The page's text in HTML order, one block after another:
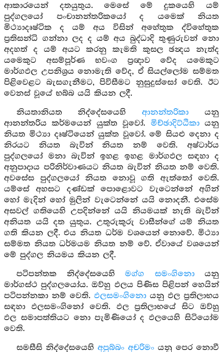
ආකාරයෙන් දතයුතුය. මෙසේ මේ දුකයෙහි යම්
පුද්ගලයෝ පංචානන්තරිකයෝ ද යමෙක් නියත
මිථ්‍යාදෘෂ්ටික ද යම් අය විසින් අහේතුක ද්විහේතුක
ප්‍රතිසන්ධි ගන්නා ලද ද යම් අය බුද්ධාදි තුණුරුවන් නො
අදහත් ද යම් අයට කරනු කැමති කුසල ඡන්‍දය නැත්ද
යමෙකුට අසම්පූර්ණ භවංග ප්‍රඥාව වේද යමෙකුට
මාර්ගඵල උපනිශ්‍රය නොමැති වේද, ඒ සියල්ලෝම සම්මත
පිළිවෙළට බැසගැනීමට, පිවිසීමට නුසුදුස්සෝ වෙති. ඊට
වෙනස් වූයේ භබ්බ යයි කියන ලදී.
නියතානියත නිද්දේසයෙහිආනන්තරිකායනු
ආනන්තරිය කර්මයෙන් යුක්ත වූවෝ. මිච්ඡාදිට්ඨිකායනු
නියත මිථ්‍යා දෘෂ්ටියෙන් යුක්ත වූවෝ. මේ සියළු දෙනා ද
නිරයට නියත බැවින් නියත නම් වෙති. අෂ්ටාර්ය
පුද්ගලයෝ මනා බැවින් ඉහළ ඉහළ මාර්ගඵල සඳහා ද
අනුපාදාය පරිනිර්වාණයට නියත බැවින් නියත නම් වෙති.
අවසේස පුද්ගලයෝ නියත නොවූ ගති ඇත්තෝ වෙති.
යම්සේ අහසට දණ්ඩක් පොළොවට වැටෙන්නේ අගින්
හෝ මැදින් හෝ මුලින් වැටෙන්නේ යයි නොදනී. එසේම
අසවල් ගතියෙහි උපදින්නේ යයි නියමයක් නැති බැවින්
අනියත යයි දත යුතුය. උතුරුකුරු වාසීන්ගේ යම් නියත
ගති කියන ලදී. එය නියත ධර්ම වශයෙන් නොවේ. මිථ්‍යා
සම්මත නියත ධර්මයම නියත නම් වේ. ඒවායේ වශයෙන්
මේ පුද්ගල නියමය කියන ලදී.
පටිපන්තක නිද්දේසයෙහිමග්ග සමංගිනොයනු
මාර්ගස්ථ පුද්ගලයෝය. ඔව්හු ඵලය පිණිස පිළිපන් හෙයින්
පටිපන්නකා නම් වෙති. ඵලසමංගිනො යනු ඵල ප්‍රතිලාභය
සඳහා ඵලසමංගිනෝ වෙති. ඵල ප්‍රතිලාභයේ සිට ඔව්හු
ඵල සමාපත්තියට නො පැමිණියෝ ද ඵලයෙහි සිටියෝම
වෙති.
සමසීසි නිද්දේසයෙහි අපුබ්බං අචරිමංයනු පෙර නොවී